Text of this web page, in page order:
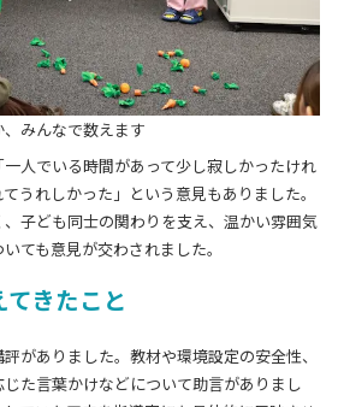
みんなで数えます
人でいる時間があって少し寂しかったけれ
うれしかった」という意見もありました。
子ども同士の関わりを支え、温かい雰囲気
ても意見が交わされました。
きたこと
がありました。教材や環境設定の安全性、
た言葉かけなどについて助言がありまし